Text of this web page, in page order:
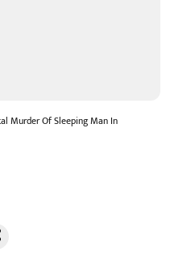
Murder Of Sleeping Man In